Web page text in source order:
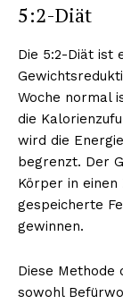
5:2-Diät
Die 5:2-Diät ist
Woche normal
die
wird die
begrenzt. Der
Körper in
gespeicherte
gewinnen.
Diese Methode
sowohl